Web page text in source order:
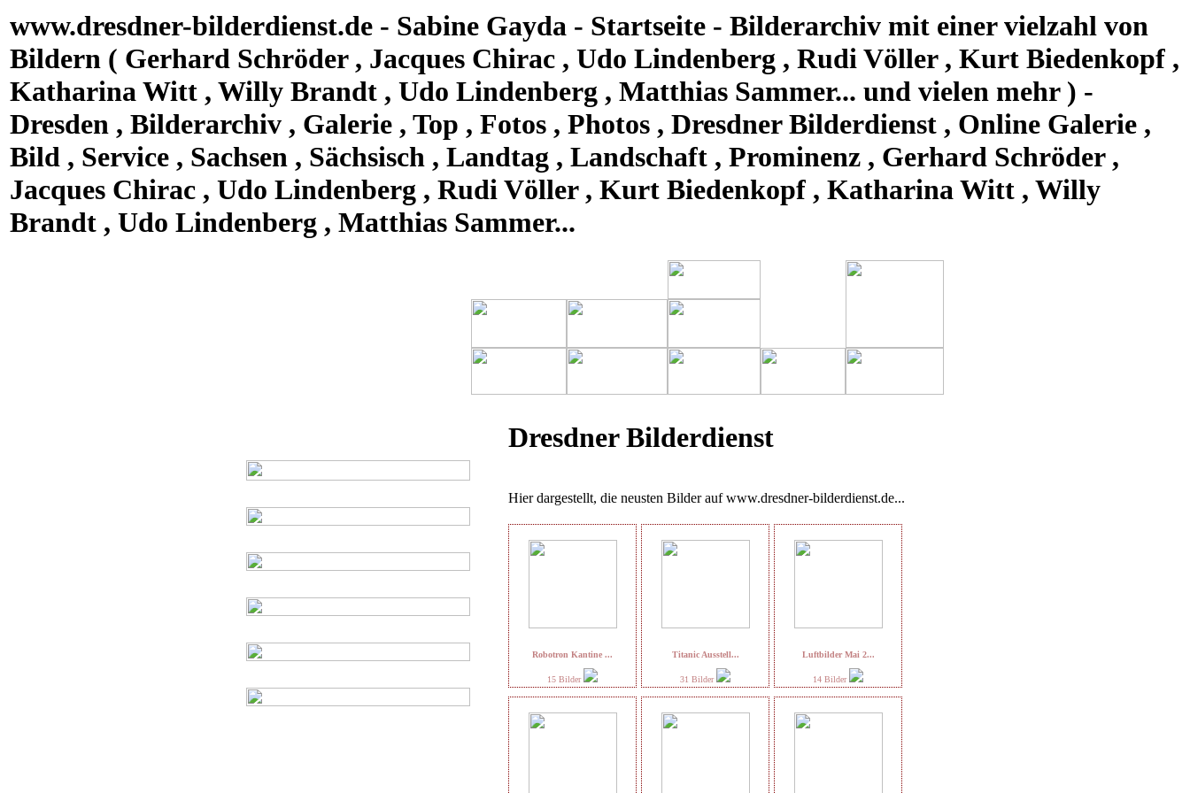
www.dresdner-bilderdienst.de - Sabine Gayda - Startseite - Bilderarchiv mit einer vielzahl von
Bildern ( Gerhard Schröder , Jacques Chirac , Udo Lindenberg , Rudi Völler , Kurt Biedenkopf ,
Katharina Witt , Willy Brandt , Udo Lindenberg , Matthias Sammer... und vielen mehr ) -
Dresden , Bilderarchiv , Galerie , Top , Fotos , Photos , Dresdner Bilderdienst , Online Galerie ,
Bild , Service , Sachsen , Sächsisch , Landtag , Landschaft , Prominenz , Gerhard Schröder ,
Jacques Chirac , Udo Lindenberg , Rudi Völler , Kurt Biedenkopf , Katharina Witt , Willy
Brandt , Udo Lindenberg , Matthias Sammer...
Dresdner Bilderdienst
Hier dargestellt, die neusten Bilder auf www.dresdner-bilderdienst.de...
Robotron Kantine ...
15 Bilder
Titanic Ausstell...
31 Bilder
Luftbilder Mai 2...
14 Bilder